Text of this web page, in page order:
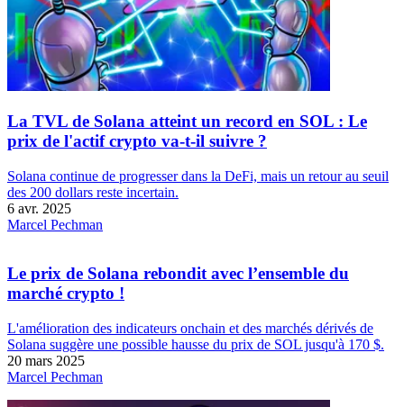
La TVL de Solana atteint un record en SOL : Le
prix de l'actif crypto va-t-il suivre ?
Solana continue de progresser dans la DeFi, mais un retour au seuil
des 200 dollars reste incertain.
6 avr. 2025
Marcel Pechman
Le prix de Solana rebondit avec l’ensemble du
marché crypto !
L'amélioration des indicateurs onchain et des marchés dérivés de
Solana suggère une possible hausse du prix de SOL jusqu'à 170 $.
20 mars 2025
Marcel Pechman